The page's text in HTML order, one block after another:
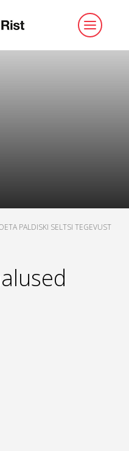
PALDISKI SELTSI TEGEVUST